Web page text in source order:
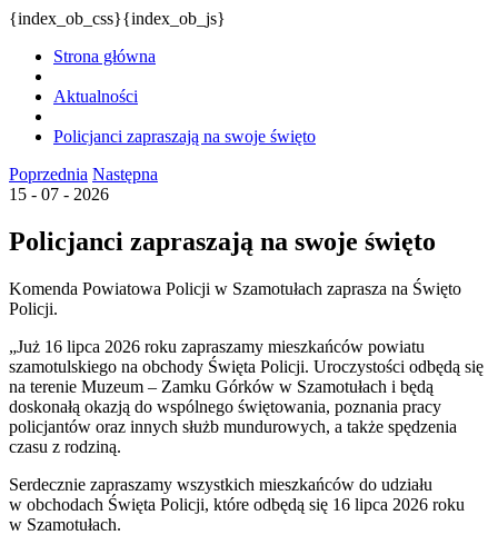
{index_ob_css}{index_ob_js}
Strona główna
Aktualności
Policjanci zapraszają na swoje święto
Poprzednia Następna
15 - 07 - 2026
Policjanci zapraszają na swoje święto
Komenda Powiatowa Policji w Szamotułach zaprasza na Święto
Policji.
„Już 16 lipca 2026 roku zapraszamy mieszkańców powiatu
szamotulskiego na obchody Święta Policji. Uroczystości odbędą się
na terenie Muzeum – Zamku Górków w Szamotułach i będą
doskonałą okazją do wspólnego świętowania, poznania pracy
policjantów oraz innych służb mundurowych, a także spędzenia
czasu z rodziną.
Serdecznie zapraszamy wszystkich mieszkańców do udziału
w obchodach Święta Policji, które odbędą się 16 lipca 2026 roku
w Szamotułach.